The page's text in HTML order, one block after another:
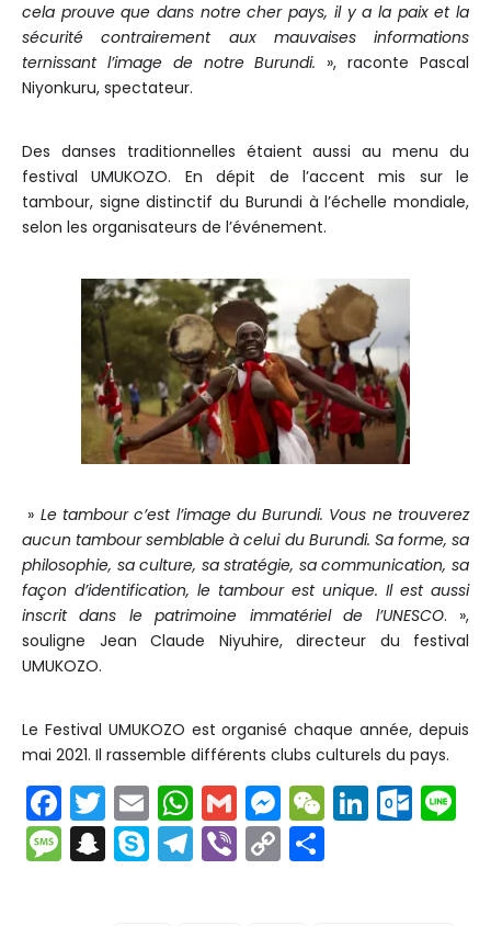
cela prouve que dans notre cher pays, il y a la paix et la
sécurité contrairement aux mauvaises informations
ternissant l’image de notre Burundi. », raconte Pascal
Niyonkuru, spectateur.
Des danses traditionnelles étaient aussi au menu du
festival UMUKOZO. En dépit de l’accent mis sur le
tambour, signe distinctif du Burundi à l’échelle mondiale,
selon les organisateurs de l’événement.
» Le tambour c’est l’image du Burundi. Vous ne trouverez
aucun tambour semblable à celui du Burundi. Sa forme, sa
philosophie, sa culture, sa stratégie, sa communication, sa
façon d’identification, le tambour est unique. Il est aussi
inscrit dans le patrimoine immatériel de l’UNESCO. »,
souligne Jean Claude Niyuhire, directeur du festival
UMUKOZO.
Le Festival UMUKOZO est organisé chaque année, depuis
mai 2021. Il rassemble différents clubs culturels du pays.
F
a
c
T
w
itt
E
m
ai
W
h
a
G
m
ai
M
e
s
W Li O
M S S T Vi C